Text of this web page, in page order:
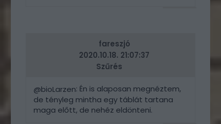
fareszjó
2020.10.18. 21:07:37
Szűrés
@bioLarzen: Én is alaposan megnéztem,
de tényleg mintha egy táblát tartana
maga előtt, de nehéz eldönteni.